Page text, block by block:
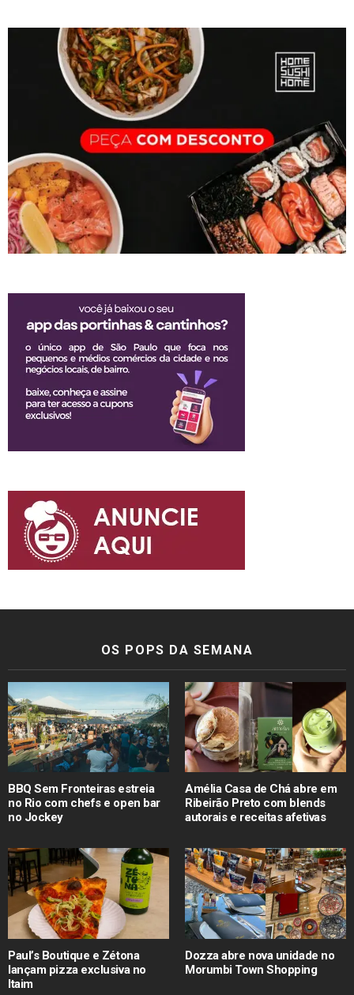
OS POPS DA SEMANA
BBQ Sem Fronteiras estreia
no Rio com chefs e open bar
no Jockey
Amélia Casa de Chá abre em
Ribeirão Preto com blends
autorais e receitas afetivas
Paul’s Boutique e Zétona
lançam pizza exclusiva no
Itaim
Dozza abre nova unidade no
Morumbi Town Shopping